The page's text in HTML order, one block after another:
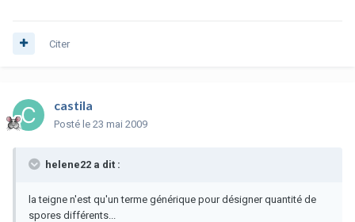
Citer
castila
Posté le 23 mai 2009
helene22 a dit :
la teigne n'est qu'un terme générique pour désigner quantité de
spores différents...